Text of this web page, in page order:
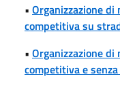
• Organizzazione
competitiva su
• Organizzazione
competitiva e